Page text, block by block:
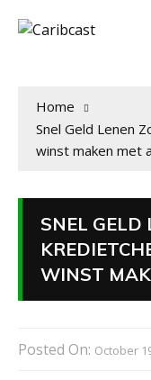
Home
Snel Geld Lenen
winst maken met
SNEL GELD
WINST
Posted On: October